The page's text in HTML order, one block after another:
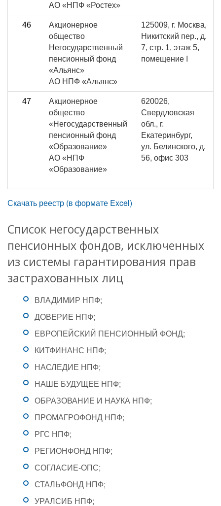
АО «НПФ «Ростех»
46
Акционерное
общество
Негосударственный
пенсионный фонд
«Альянс»
АО НПФ «Альянс»
125009, г. Москва,
Никитский пер., д.
7, стр. 1, этаж 5,
помещение I
47
Акционерное
общество
«Негосударственный
пенсионный фонд
«Образование»
АО «НПФ
«Образование»
620026,
Свердловская
обл., г.
Екатеринбург,
ул. Белинского, д.
56, офис 303
Скачать реестр (в формате Excel)
Список негосударственных
пенсионных фондов, исключенных
из системы гарантирования прав
застрахованных лиц
ВЛАДИМИР НПФ;
ДОВЕРИЕ НПФ;
ЕВРОПЕЙСКИЙ ПЕНСИОННЫЙ ФОНД;
КИТФИНАНС НПФ;
НАСЛЕДИЕ НПФ;
НАШЕ БУДУЩЕЕ НПФ;
ОБРАЗОВАНИЕ И НАУКА НПФ;
ПРОМАГРОФОНД НПФ;
РГС НПФ;
РЕГИОНФОНД НПФ;
СОГЛАСИЕ-ОПС;
СТАЛЬФОНД НПФ;
УРАЛСИБ НПФ;